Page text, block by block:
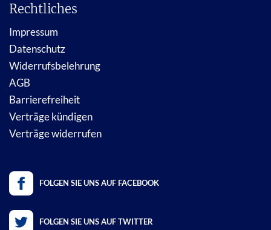
Rechtliches
Impressum
Datenschutz
Widerrufsbelehrung
AGB
Barrierefreiheit
Verträge kündigen
Verträge widerrufen
FOLGEN SIE UNS AUF FACEBOOK
FOLGEN SIE UNS AUF TWITTER